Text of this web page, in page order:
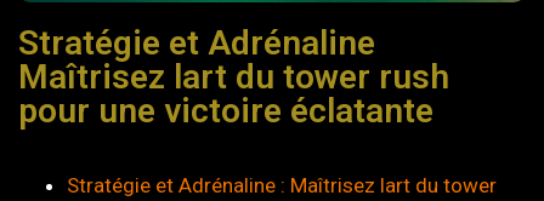
Stratégie et Adrénaline
Maîtrisez lart du tower rush
pour une victoire éclatante
Stratégie et Adrénaline : Maîtrisez lart du tower